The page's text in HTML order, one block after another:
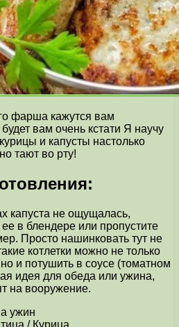
фарша кажутся вам
вам очень кстати Я научу
и капусты настолько
тают во рту!
капуста не ощущалась,
в блендере или пропустите
Просто нашинковать тут не
котлетки можно не только
и потушить в соусе (томатном
идея для обеда или ужина,
на вооружение.
ужин
/ Курица